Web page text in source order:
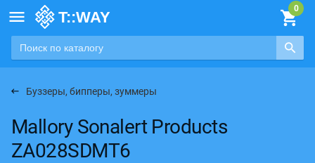

Буззеры, бипперы, зуммеры
Mallory Sonalert Products
ZA028SDMT6